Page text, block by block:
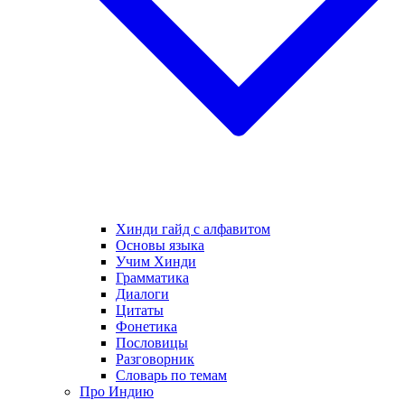
Хинди гайд с алфавитом
Основы языка
Учим Хинди
Грамматика
Диалоги
Цитаты
Фонетика
Пословицы
Разговорник
Словарь по темам
Про Индию